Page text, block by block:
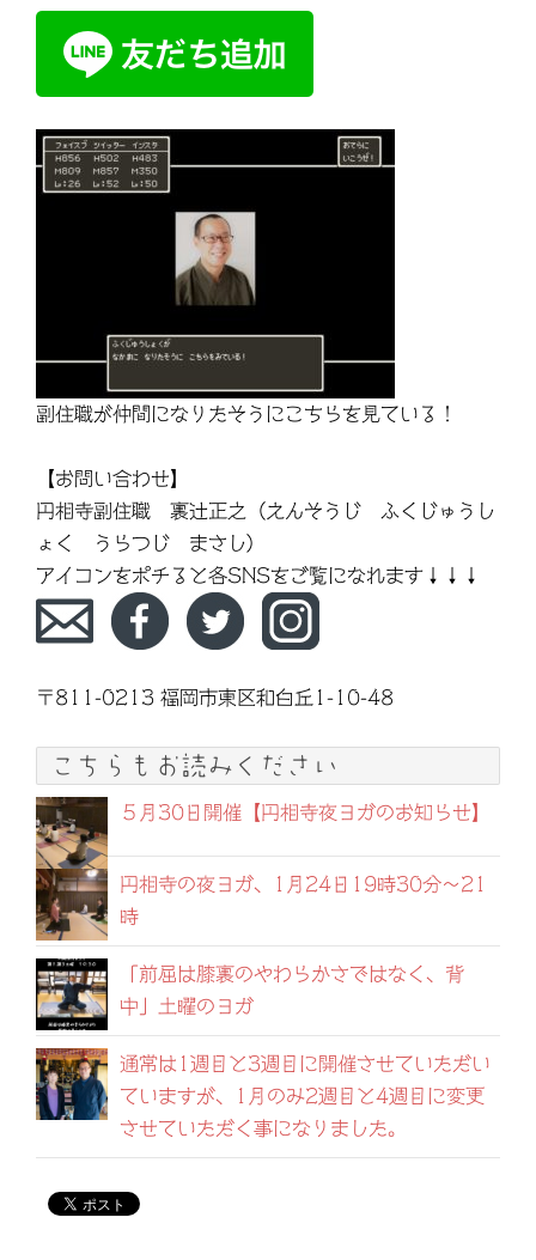
副住職が仲間になりたそうにこちらを見ている！
【お問い合わせ】
円相寺副住職 裏辻正之（えんそうじ ふくじゅうし
ょく うらつじ まさし）
アイコンをポチると各SNSをご覧になれます↓↓↓
〒811-0213 福岡市東区和白丘1-10-48
こちらもお読みください
５月30日開催【円相寺夜ヨガのお知らせ】
円相寺の夜ヨガ、1月24日19時30分〜21
時
「前屈は膝裏のやわらかさではなく、背
中」土曜のヨガ
通常は1週目と3週目に開催させていただい
ていますが、1月のみ2週目と4週目に変更
させていただく事になりました。